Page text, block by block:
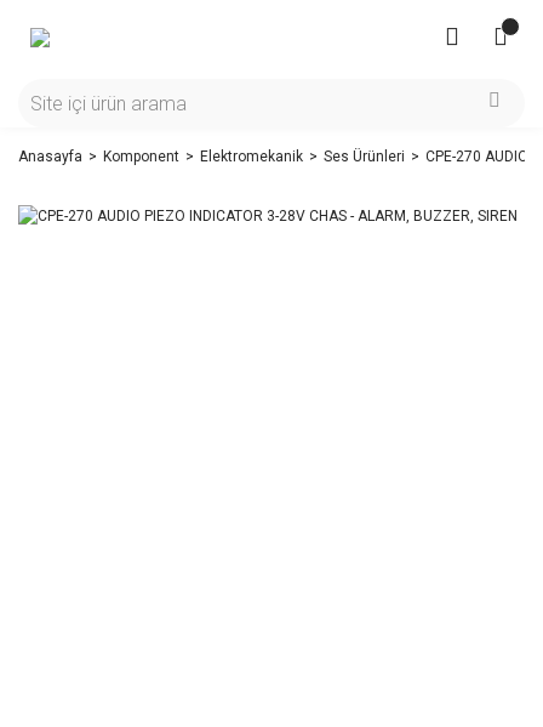
Anasayfa Komponent Elektromekanik Ses Ürünleri CPE-270 AUDIO